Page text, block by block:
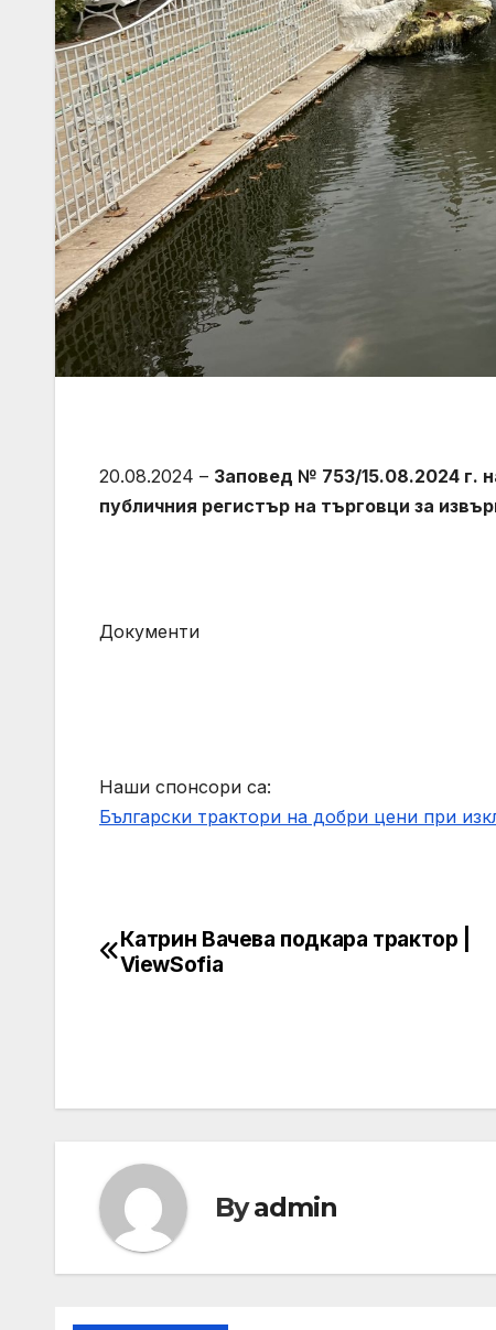
20.08.2024 – Заповед № 753/15.08.2024 г.
публичния регистър на търговци за
Документи
Наши спонсори са:
Български трактори на добри цени при
Post
Катрин Вачева подкара трактор |
ViewSofia
Byadmin